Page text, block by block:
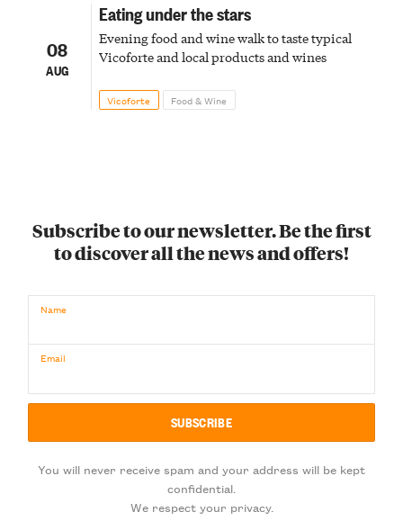
08
AUG
Eating under the stars
Evening food and wine walk to taste typical
Vicoforte and local products and wines
Vicoforte Food & Wine
Subscribe to our newsletter. Be the first
to discover all the news and offers!
Name
Email
You will never receive spam and your address will be kept
confidential.
We respect your privacy.